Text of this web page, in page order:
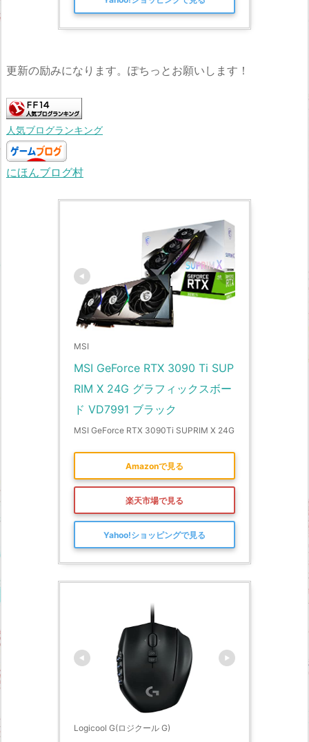
更新の励みになります。ぽちっとお願いします！
人気ブログランキング
にほんブログ村
MSI
MSI GeForce RTX 3090 Ti SUP
RIM X 24G グラフィックスボー
ド VD7991 ブラック
MSI GeForce RTX 3090Ti SUPRIM X 24G
Amazonで見る
楽天市場で見る
Yahoo!ショッピングで見る
Logicool G(ロジクール G)